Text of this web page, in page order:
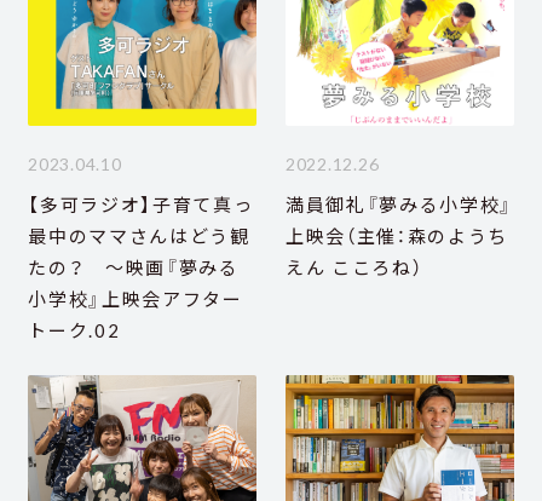
2023.04.10
【多可ラジオ】子育て真っ
最中のママさんはどう観
たの？ ～映画『夢みる
小学校』上映会アフター
トーク.02
2022.12.26
満員御礼『夢みる小学校』
上映会（主催：森のようち
えん こころね）